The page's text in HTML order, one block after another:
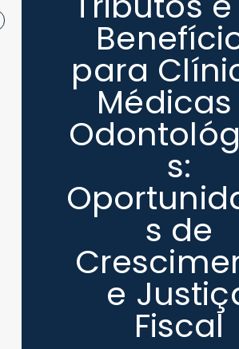
para
s:
s de
e
Fiscal